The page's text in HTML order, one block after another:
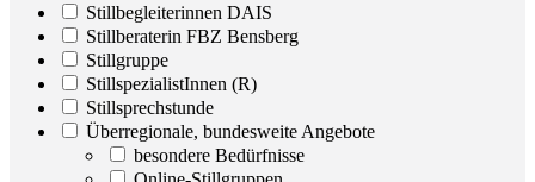
Stillbegleiterinnen DAIS
Stillberaterin FBZ Bensberg
Stillgruppe
StillspezialistInnen (R)
Stillsprechstunde
Überregionale, bundesweite Angebote
besondere Bedürfnisse